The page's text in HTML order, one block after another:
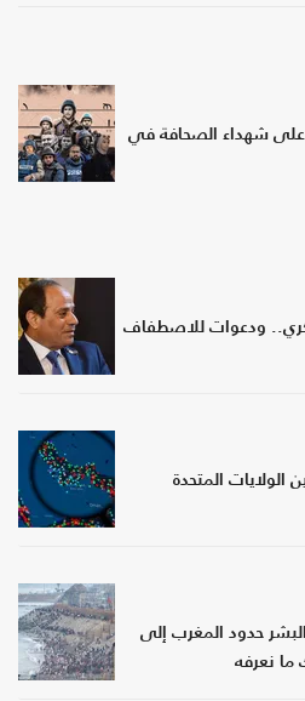
على شهداء الصحافة في
ودعوات للاصطفاف
المتحدة
حدود المغرب إلى
نعرفه